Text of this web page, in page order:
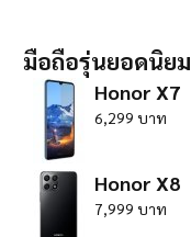
มือถือรุ่นยอดนิยม
Honor X7
6,299 บาท
Honor X8
7,999 บาท